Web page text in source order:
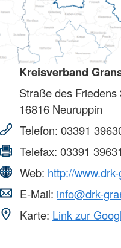
Kreisverband
Straße des Friedens
16816 Neuruppin
Telefon: 03391
Telefax: 03391
Web: http://
E-Mail: info@drk-
Karte: Link zur